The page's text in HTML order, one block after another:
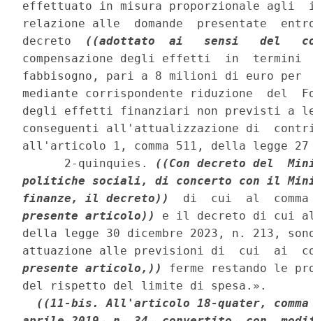
effettuato in misura proporzionale
relazione alle  domande  presentate
decreto ((adottato  ai   sensi   del
compensazione degli effetti  in  termini
fabbisogno, pari a 8 milioni di euro per
mediante corrispondente riduzione  del
degli effetti finanziari non previsti a
conseguenti all'attualizzazione di
all'articolo 1, comma 511, della legge
      2-quinquies.
((Con decreto del
politiche sociali, di concerto con il
finanze, il decreto))
di  cui  al
presente articolo))
e il decreto di cui
della legge 30 dicembre 2023, n. 213,
attuazione alle previsioni di  cui  ai
presente articolo,))
ferme restando le
del rispetto del limite di spesa.».
((11-bis. All'articolo 18-quater,